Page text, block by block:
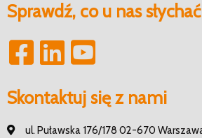
Sprawdź, co u nas słychać
Skontaktuj się z nami
ul. Puławska 176/178 02-670